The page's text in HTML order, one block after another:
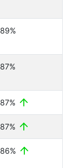
89%
87%
87%
87%
86%